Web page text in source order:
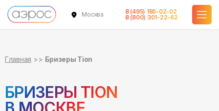
Москва
8 (495) 185-02-02
8 (800) 301-22-62
Главная Бризеры Tion
БРИЗЕРЫ TION